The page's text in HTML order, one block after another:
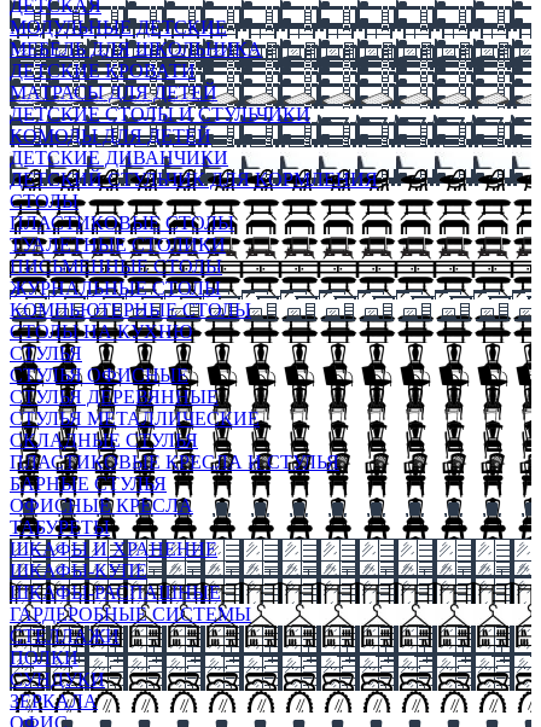
ДЕТСКАЯ
МОДУЛЬНЫЕ ДЕТСКИЕ
МЕБЕЛЬ ДЛЯ ШКОЛЬНИКА
ДЕТСКИЕ КРОВАТИ
МАТРАСЫ ДЛЯ ДЕТЕЙ
ДЕТСКИЕ СТОЛЫ И СТУЛЬЧИКИ
КОМОДЫ ДЛЯ ДЕТЕЙ
ДЕТСКИЕ ДИВАНЧИКИ
ДЕТСКИЙ СТУЛЬЧИК ДЛЯ КОРМЛЕНИЯ
СТОЛЫ
ПЛАСТИКОВЫЕ СТОЛЫ
ТУАЛЕТНЫЕ СТОЛИКИ
ПИСЬМЕННЫЕ СТОЛЫ
ЖУРНАЛЬНЫЕ СТОЛЫ
КОМПЬЮТЕРНЫЕ СТОЛЫ
СТОЛЫ НА КУХНЮ
СТУЛЬЯ
СТУЛЬЯ ОФИСНЫЕ
СТУЛЬЯ ДЕРЕВЯННЫЕ
СТУЛЬЯ МЕТАЛЛИЧЕСКИЕ
СКЛАДНЫЕ СТУЛЬЯ
ПЛАСТИКОВЫЕ КРЕСЛА И СТУЛЬЯ
БАРНЫЕ СТУЛЬЯ
ОФИСНЫЕ КРЕСЛА
ТАБУРЕТЫ
ШКАФЫ И ХРАНЕНИЕ
ШКАФЫ-КУПЕ
ШКАФЫ-РАСПАШНЫЕ
ГАРДЕРОБНЫЕ СИСТЕМЫ
СТЕЛЛАЖИ
ПОЛКИ
СУНДУКИ
ЗЕРКАЛА